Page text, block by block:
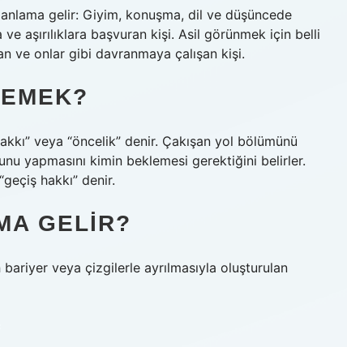
gelir: Giyim, konuşma, dil ve düşüncede
aşırılıklara başvuran kişi. Asil görünmek için belli
ve onlar gibi davranmaya çalışan kişi.
veya “öncelik” denir. Çakışan yol bölümünü
yapmasını kimin beklemesi gerektiğini belirler.
hakkı” denir.
GELIR?
veya çizgilerle ayrılmasıyla oluşturulan